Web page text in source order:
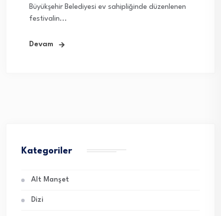
Büyükşehir Belediyesi ev sahipliğinde düzenlenen
festivalin...
Devam
Kategoriler
Alt Manşet
Dizi